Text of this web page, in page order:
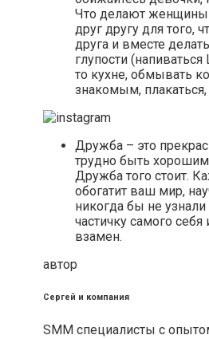
Что делают женщины
друг другу для того,
друга и вместе
глупости
то кухне, обмывать
знакомым, плакаться,
Дружба – это
трудно быть
Дружба того стоит.
обогатит ваш мир,
никогда бы не
частичку самого себя
взамен.
автор
Сергей и компания
SMM специалисты с